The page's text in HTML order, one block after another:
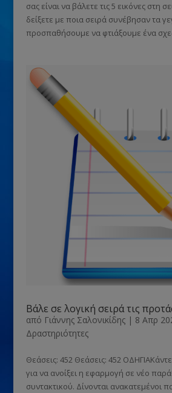
σας είναι να βάλετε τις 5 εικόνες στη
δείξετε με ποια σειρά συνέβησαν τα
προσπαθήσουμε να φτιάξουμε ένα
Βάλε σε λογική σειρά τις
από Γιάννης Σαλονικίδης| 8 Απρ
Δραστηριότητες
Θεάσεις: 452 Θεάσεις: 452
για να ανοίξει η εφαρμογή σε νέο
συντακτικού. Δίνονται ανακατεμένοι